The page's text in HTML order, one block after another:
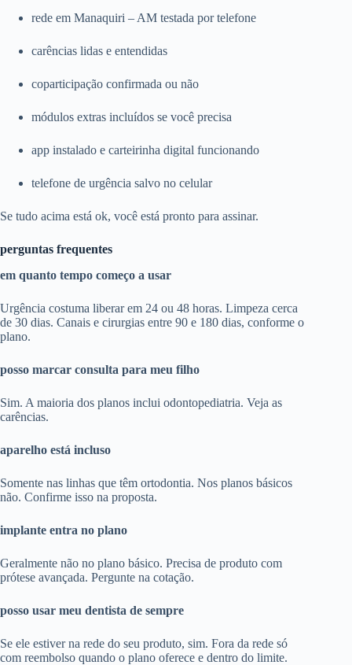
rede em Manaquiri – AM testada por telefone
carências lidas e entendidas
coparticipação confirmada ou não
módulos extras incluídos se você precisa
app instalado e carteirinha digital funcionando
telefone de urgência salvo no celular
Se tudo acima está ok, você está pronto para assinar.
perguntas frequentes
em quanto tempo começo a usar
Urgência costuma liberar em 24 ou 48 horas. Limpeza cerca
de 30 dias. Canais e cirurgias entre 90 e 180 dias, conforme o
plano.
posso marcar consulta para meu filho
Sim. A maioria dos planos inclui odontopediatria. Veja as
carências.
aparelho está incluso
Somente nas linhas que têm ortodontia. Nos planos básicos
não. Confirme isso na proposta.
implante entra no plano
Geralmente não no plano básico. Precisa de produto com
prótese avançada. Pergunte na cotação.
posso usar meu dentista de sempre
Se ele estiver na rede do seu produto, sim. Fora da rede só
com reembolso quando o plano oferece e dentro do limite.